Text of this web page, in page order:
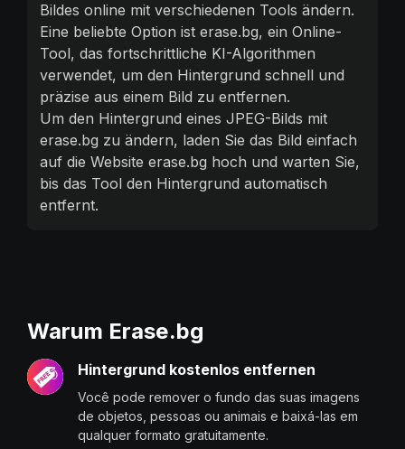
Bildes online mit verschiedenen Tools ändern.
Eine beliebte Option ist erase.bg, ein Online-
Tool, das fortschrittliche KI-Algorithmen
verwendet, um den Hintergrund schnell und
präzise aus einem Bild zu entfernen.
Um den Hintergrund eines JPEG-Bilds mit
erase.bg zu ändern, laden Sie das Bild einfach
auf die Website erase.bg hoch und warten Sie,
bis das Tool den Hintergrund automatisch
entfernt.
Warum Erase.bg
Hintergrund kostenlos entfernen
Você pode remover o fundo das suas imagens
de objetos, pessoas ou animais e baixá-las em
qualquer formato gratuitamente.